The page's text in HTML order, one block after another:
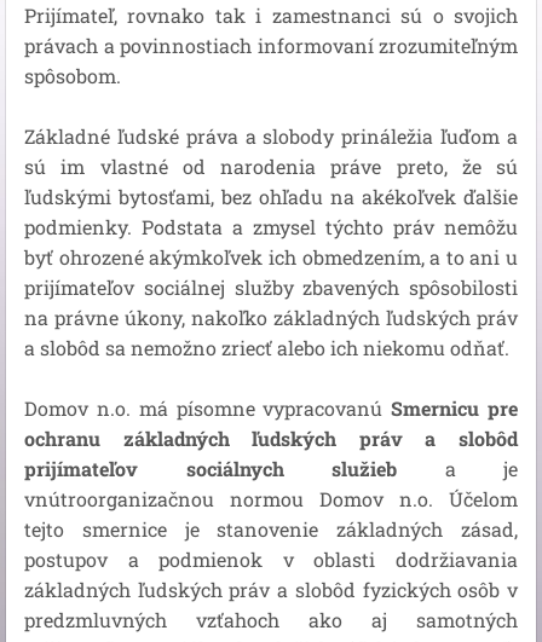
Prijímateľ, rovnako tak i zamestnanci sú o svojich
právach a povinnostiach informovaní zrozumiteľným
spôsobom.
Základné ľudské práva a slobody prináležia ľuďom a
sú im vlastné od narodenia práve preto, že sú
ľudskými bytosťami, bez ohľadu na akékoľvek ďalšie
podmienky. Podstata a zmysel týchto práv nemôžu
byť ohrozené akýmkoľvek ich obmedzením, a to ani u
prijímateľov sociálnej služby zbavených spôsobilosti
na právne úkony, nakoľko základných ľudských práv
a slobôd sa nemožno zriecť alebo ich niekomu odňať.
Domov n.o. má písomne vypracovanúSmernicu pre
ochranu základných ľudských práv a slobôd
prijímateľov sociálnych služieb a je
vnútroorganizačnou normou Domov n.o. Účelom
tejto smernice je stanovenie základných zásad,
postupov a podmienok v oblasti dodržiavania
základných ľudských práv a slobôd fyzických osôb v
predzmluvných vzťahoch ako aj samotných